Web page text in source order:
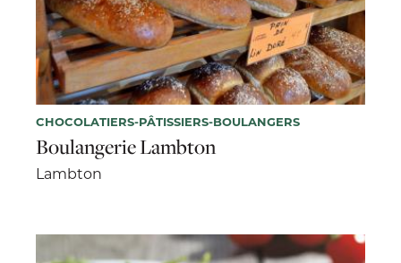
CHOCOLATIERS-PÂTISSIERS-BOULANGERS
Boulangerie Lambton
Lambton